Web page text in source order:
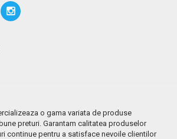
o gama variata de produse
preturi. Garantam calitatea produselor
continue pentru a satisface nevoile clientilor